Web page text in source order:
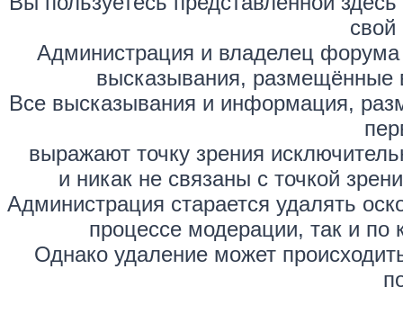
свой
Администрация и владелец форума
высказывания, размещённые
Все высказывания и информация,
выражают точку зрения
и никак не связаны с точкой
Администрация старается удалять
процессе модерации, так и по
Однако удаление может